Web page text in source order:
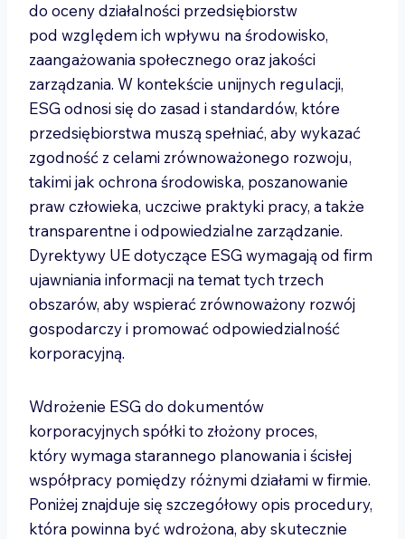
do oceny działalności przedsiębiorstw
pod względem ich wpływu na środowisko,
zaangażowania społecznego oraz jakości
zarządzania. W kontekście unijnych regulacji,
ESG odnosi się do zasad i standardów, które
przedsiębiorstwa muszą spełniać, aby wykazać
zgodność z celami zrównoważonego rozwoju,
takimi jak ochrona środowiska, poszanowanie
praw człowieka, uczciwe praktyki pracy, a także
transparentne i odpowiedzialne zarządzanie.
Dyrektywy UE dotyczące ESG wymagają od firm
ujawniania informacji na temat tych trzech
obszarów, aby wspierać zrównoważony rozwój
gospodarczy i promować odpowiedzialność
korporacyjną.
Wdrożenie ESG do dokumentów
korporacyjnych spółki to złożony proces,
który wymaga starannego planowania i ścisłej
współpracy pomiędzy różnymi działami w firmie.
Poniżej znajduje się szczegółowy opis procedury,
która powinna być wdrożona, aby skutecznie